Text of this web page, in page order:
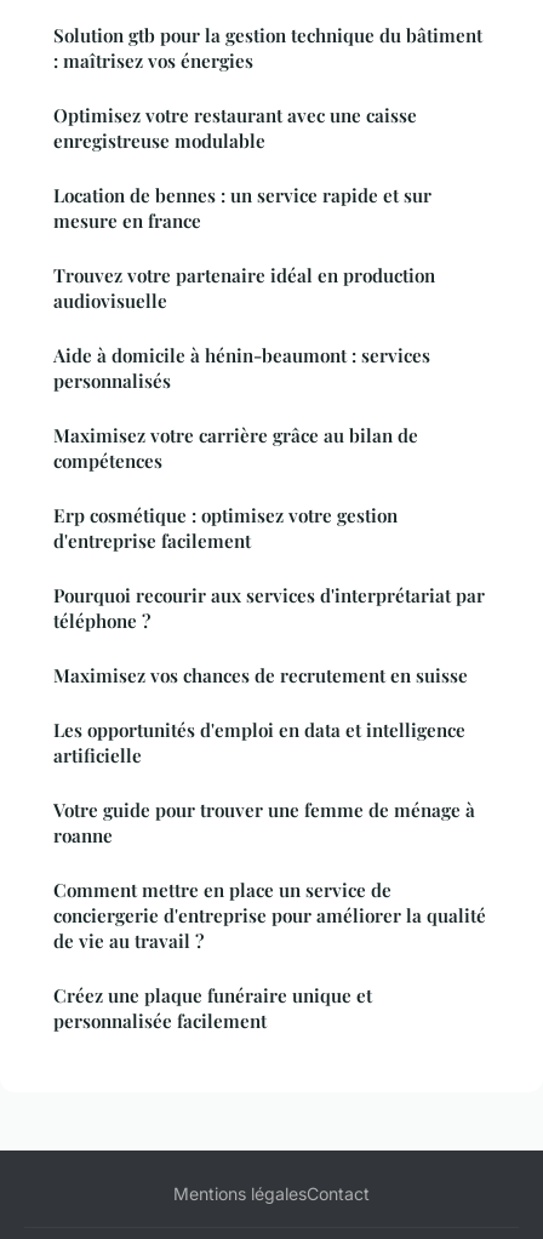
Solution gtb pour la gestion technique du bâtiment
: maîtrisez vos énergies
Optimisez votre restaurant avec une caisse
enregistreuse modulable
Location de bennes : un service rapide et sur
mesure en france
Trouvez votre partenaire idéal en production
audiovisuelle
Aide à domicile à hénin-beaumont : services
personnalisés
Maximisez votre carrière grâce au bilan de
compétences
Erp cosmétique : optimisez votre gestion
d'entreprise facilement
Pourquoi recourir aux services d'interprétariat par
téléphone ?
Maximisez vos chances de recrutement en suisse
Les opportunités d'emploi en data et intelligence
artificielle
Votre guide pour trouver une femme de ménage à
roanne
Comment mettre en place un service de
conciergerie d'entreprise pour améliorer la qualité
de vie au travail ?
Créez une plaque funéraire unique et
personnalisée facilement
Mentions légalesContact